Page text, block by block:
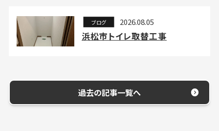
ブログ 2026.08.05
浜松市トイレ取替工事
過去の記事一覧へ